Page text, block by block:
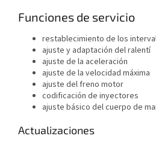
Funciones de servicio
restablecimiento de los
ajuste y adaptación del ralentí
ajuste de la aceleración
ajuste de la velocidad máxima
ajuste del freno motor
codificación de inyectores
ajuste básico del cuerpo de
Actualizaciones